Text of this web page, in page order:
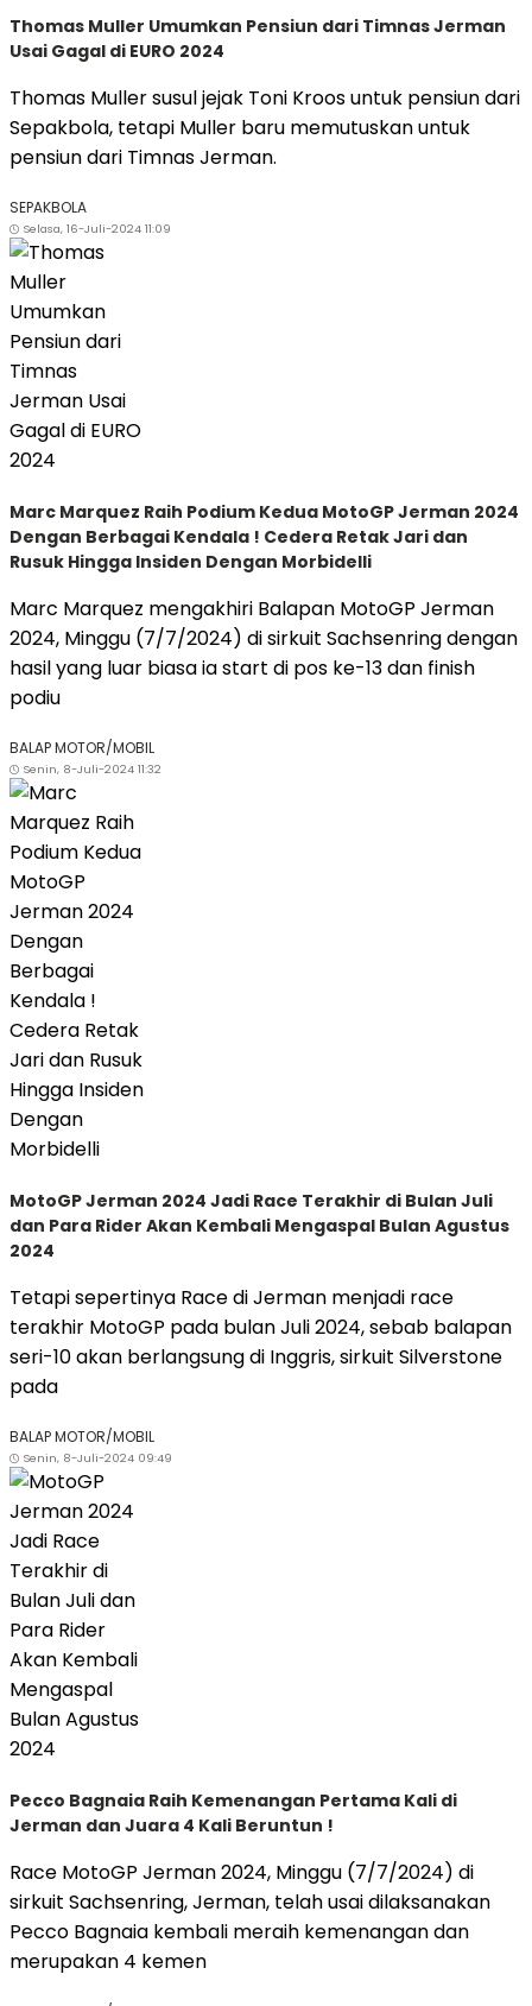
Thomas Muller Umumkan Pensiun dari Timnas Jerman
Usai Gagal di EURO 2024
Thomas Muller susul jejak Toni Kroos untuk pensiun dari
Sepakbola, tetapi Muller baru memutuskan untuk
pensiun dari Timnas Jerman.
SEPAKBOLA
Selasa, 16-Juli-2024 11:09
Marc Marquez Raih Podium Kedua MotoGP Jerman 2024
Dengan Berbagai Kendala ! Cedera Retak Jari dan
Rusuk Hingga Insiden Dengan Morbidelli
Marc Marquez mengakhiri Balapan MotoGP Jerman
2024, Minggu (7/7/2024) di sirkuit Sachsenring dengan
hasil yang luar biasa ia start di pos ke-13 dan finish
podiu
BALAP MOTOR/MOBIL
Senin, 8-Juli-2024 11:32
MotoGP Jerman 2024 Jadi Race Terakhir di Bulan Juli
dan Para Rider Akan Kembali Mengaspal Bulan Agustus
2024
Tetapi sepertinya Race di Jerman menjadi race
terakhir MotoGP pada bulan Juli 2024, sebab balapan
seri-10 akan berlangsung di Inggris, sirkuit Silverstone
pada
BALAP MOTOR/MOBIL
Senin, 8-Juli-2024 09:49
Pecco Bagnaia Raih Kemenangan Pertama Kali di
Jerman dan Juara 4 Kali Beruntun !
Race MotoGP Jerman 2024, Minggu (7/7/2024) di
sirkuit Sachsenring, Jerman, telah usai dilaksanakan
Pecco Bagnaia kembali meraih kemenangan dan
merupakan 4 kemen